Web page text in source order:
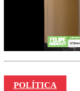
POLÍTICA